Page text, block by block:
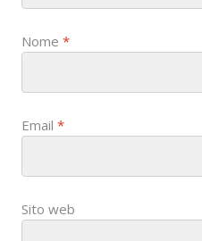
Nome *
Email *
Sito web